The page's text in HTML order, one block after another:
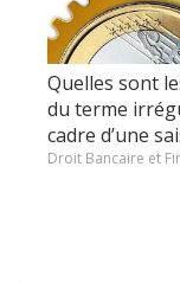
Quelles sont
du terme
cadre d’une
Droit Bancaire et